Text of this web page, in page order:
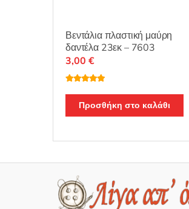
Βεντάλια πλαστική μαύρη
δαντέλα 23εκ – 7603
θηκε με5.00
από 5
3,00 €
Προσθήκη στο καλάθι